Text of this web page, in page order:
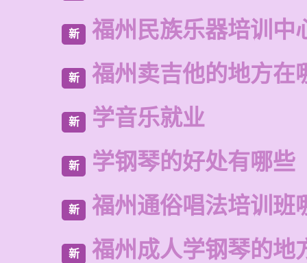
新 福州民族乐器培训中
新 福州卖吉他的地方在
新 学音乐就业
新 学钢琴的好处有哪些
新 福州通俗唱法培训班
新 福州成人学钢琴的地